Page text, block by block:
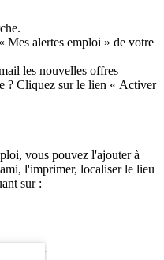
Mes alertes emploi » de votre
les nouvelles offres
? Cliquez sur le lien « Activer
vous pouvez l'ajouter à
l'imprimer, localiser le lieu
sur :